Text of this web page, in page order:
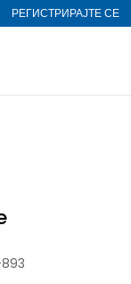
РЕГИСТРИРАЈТЕ СЕ